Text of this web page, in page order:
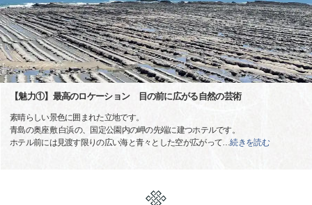
【魅力①】最高のロケーション 目の前に広がる自然の芸術
素晴らしい景色に囲まれた立地です。
青島の奥座敷 白浜の、国定公園内の岬の先端に建つホテルです。
ホテル前には見渡す限りの広い海と青々とした空が広がって…続きを読む